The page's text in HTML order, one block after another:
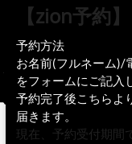
【zion予約】
予約方法
お名前(フルネーム)/
をフォームにご記入
予約完了後こちらよ
届きます。
現在、予約受付期間